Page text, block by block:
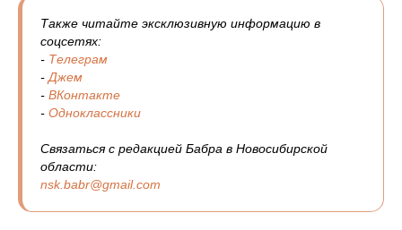
Также читайте эксклюзивную информацию в
соцсетях:
- Телеграм
- Джем
- ВКонтакте
- Одноклассники
Связаться с редакцией Бабра в Новосибирской
области:
nsk.babr@gmail.com